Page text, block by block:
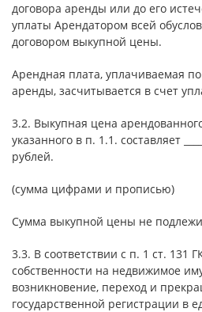
договора аренды или до его
уплаты Арендатором всей
договором выкупной цены.
Арендная плата, уплачиваемая
аренды, засчитывается в счет
3.2. Выкупная цена
указанного в п. 1.1. составляет
рублей.
(сумма цифрами и прописью)
Сумма выкупной цены не
3.3. В соответствии с п. 1 ст. 131
собственности на недвижимое
возникновение, переход и
государственной регистрации в